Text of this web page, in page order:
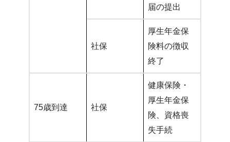
届の提出
社保
厚生年金保
険料の徴収
終了
75歳到達 社保
健康保険・
厚生年金保
険、資格喪
失手続